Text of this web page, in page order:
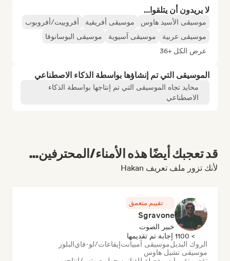
لا يريدون أن يتلقوا...
موسيقى الأسيد هاوس موسيقى أفريقية
أفروبيت/أفروبوب
موسيقى عربية
موسيقى آسيوية
موسيقى البوسانوفا
عرض الكل +36
الموسيقى التي تم إنشاؤها بواسطة الذكاء الاصطناعي
محايد تجاه الموسيقى التي تم إنتاجها بواسطة الذكاء
الاصطناعي
قد تعجبك أيضًا هذه الأمناء/المحترفين...
لأنك تزور ملف تعريف Hakan
تقييم متعمق
Sgravone
خبير الصوت
> 1100 إجابة تم تقديمها
الروك البديلموسيقى أمبيانتإيقاعات/لو-فايالبلوز
موسيقى تشيل هاوس